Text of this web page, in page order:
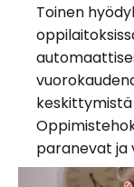
Toinen
paranevat ja